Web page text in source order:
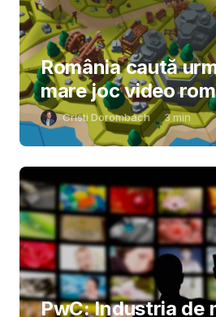
România caută
mare joc video
Cristi Dorombach 3min
PwC: Industria de